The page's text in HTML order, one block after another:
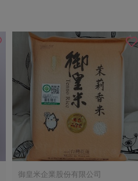
御皇米企業股份有限公司